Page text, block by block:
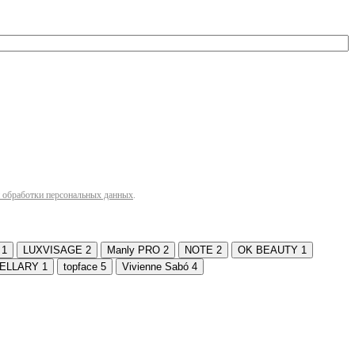
обработки персональных данных.
1 LUXVISAGE 2 Manly PRO 2 NOTE 2 OK BEAUTY 1
1 topface 5 Vivienne Sabó 4